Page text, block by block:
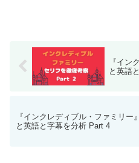
『イン
と英語
『インクレディブル・ファミリー
と英語と字幕を分析 Part 4